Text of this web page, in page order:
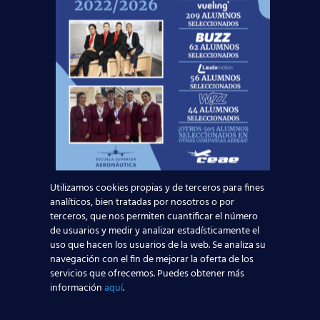
Leer más
Curso:
Centro:
Utilizamos cookies propias y de terceros para fines
analíticos, bien tratadas por nosotros o por
terceros, que nos permiten cuantificar el número
de usuarios y medir y analizar estadísticamente el
uso que hacen los usuarios de la web. Se analiza su
navegación con el fin de mejorar la oferta de los
servicios que ofrecemos. Puedes obtener más
informaciónaquí.